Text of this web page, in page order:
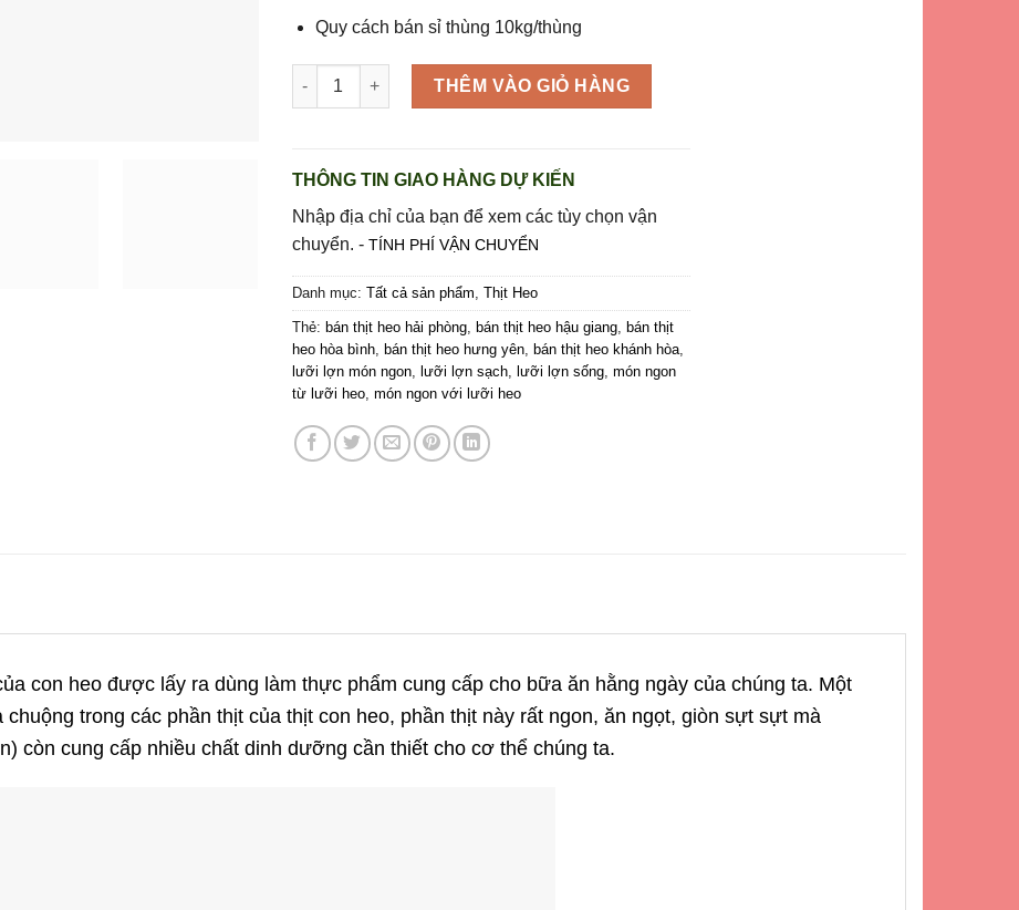
Quy cách bán sỉ thùng 10kg/thùng
Lưỡi heo không cuống họng 1kg số lượng
THÊM VÀO GIỎ HÀNG
THÔNG TIN GIAO HÀNG DỰ KIẾN
Nhập địa chỉ của bạn để xem các tùy chọn vận
chuyển. - TÍNH PHÍ VẬN CHUYỂN
Danh mục: Tất cả sản phẩm, Thịt Heo
Thẻ: bán thịt heo hải phòng, bán thịt heo hậu giang, bán thịt
heo hòa bình, bán thịt heo hưng yên, bán thịt heo khánh hòa,
lưỡi lợn món ngon, lưỡi lợn sạch, lưỡi lợn sống, món ngon
từ lưỡi heo, món ngon với lưỡi heo
con heo được lấy ra dùng làm thực phẩm cung cấp cho bữa ăn hằng ngày của chúng ta. Một
trong các phần thịt của thịt con heo, phần thịt này rất ngon, ăn ngọt, giòn sựt sựt mà
còn cung cấp nhiều chất dinh dưỡng cần thiết cho cơ thể chúng ta.